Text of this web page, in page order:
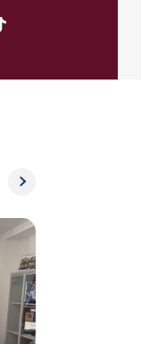
UKSW